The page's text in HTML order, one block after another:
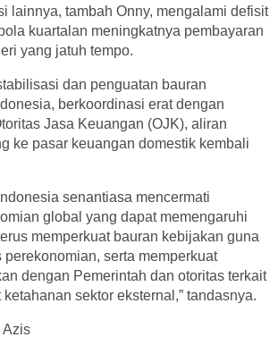
lainnya, tambah Onny, mengalami defisit
kuartalan meningkatnya pembayaran
yang jatuh tempo.
dan penguatan bauran
berkoordinasi erat dengan
Jasa Keuangan (OJK), aliran
ke pasar keuangan domestik kembali
senantiasa mencermati
global yang dapat memengaruhi
memperkuat bauran kebijakan guna
serta memperkuat
dengan Pemerintah dan otoritas terkait
sektor eksternal,” tandasnya.
Azis